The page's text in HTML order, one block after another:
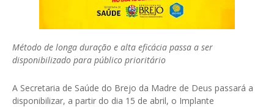
Método de longa duração e alta eficácia passa a ser
disponibilizado para público prioritário
A Secretaria de Saúde do Brejo da Madre de Deus passará a
disponibilizar, a partir do dia 15 de abril, o Implante